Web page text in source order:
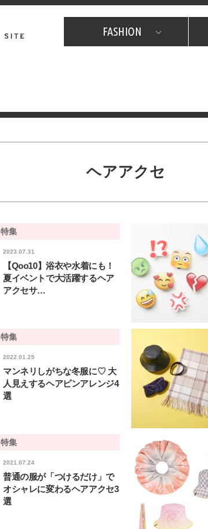
FASHION
ヘアアクセ
特集
2023.07.31
【Qoo10】浴衣や水着にも！
夏イベントで大活躍するヘア
アクセサ…
特集
2022.01.25
マンネリしがちな冬服に♡ 大
人見えするヘアピンアレンジ4
選
特集
2021.07.24
普通の服が「つけるだけ」で
オシャレに変わるヘアアクセ3
選
【J’s Picks】ブランドまとめて愛
用中！ J-GIRL有田叶“鉄壁の相